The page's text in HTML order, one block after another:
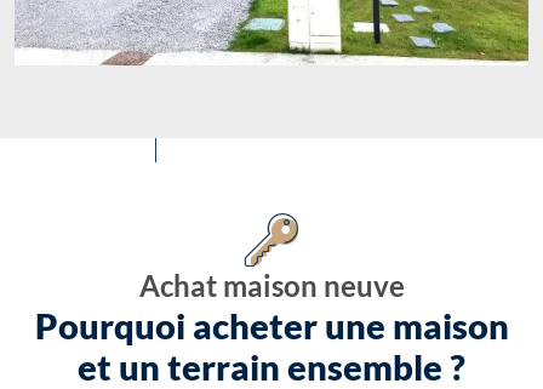
Achat maison neuve
Pourquoi acheter une maison
et un terrain ensemble ?